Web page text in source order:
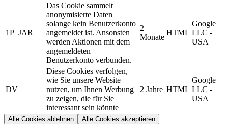
1P_JAR
Das Cookie sammelt
anonymisierte Daten
solange kein Benutzerkonto
angemeldet ist. Ansonsten
werden Aktionen mit dem
angemeldeten
Benutzerkonto verbunden.
2
Monate
HTML
Google
LLC -
USA
DV
Diese Cookies verfolgen,
wie Sie unsere Website
nutzen, um Ihnen Werbung
zu zeigen, die für Sie
interessant sein könnte
2 Jahre HTML
Google
LLC -
USA
Alle Cookies ablehnen Alle Cookies akzeptieren